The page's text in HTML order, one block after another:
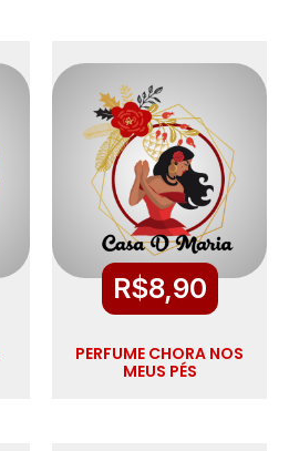
R$8,90
PERFUME CHORA NOS
MEUS PÉS